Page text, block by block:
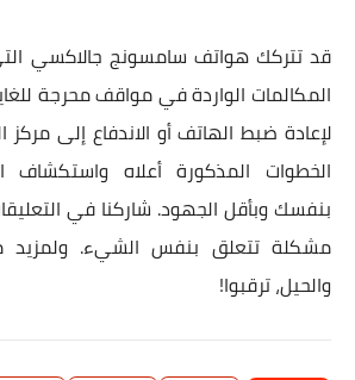
قد تتركك هواتف سامسونج جالاكسي
المكالمات الواردة في مواقف محرجة
لإعادة ضبط الهاتف أو الاندفاع إلى مركز
الخطوات المذكورة أعلاه واستكشاف
بنفسك وبأقل الجهود. شاركنا في
مشكلة تتعلق بنفس الشيء. ولمزيد
والحيل، ترقبوا!